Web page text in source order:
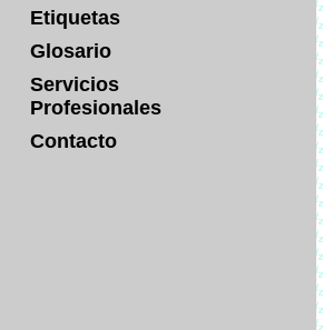
Etiquetas
Glosario
Servicios
Profesionales
Contacto